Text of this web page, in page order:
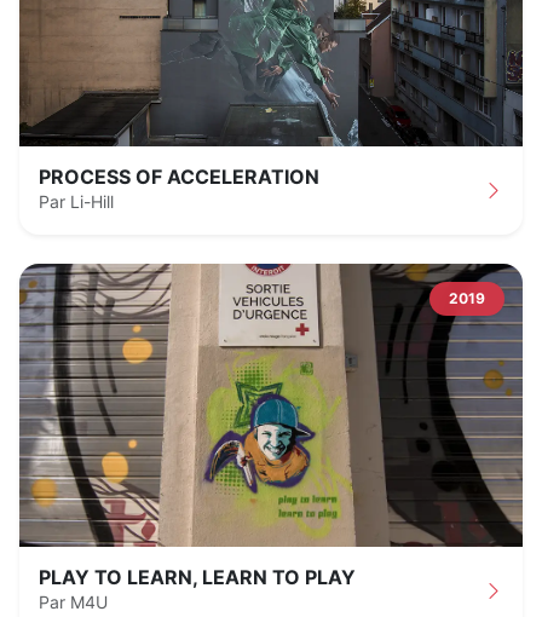
PROCESS OF ACCELERATION
Par Li-Hill
2019
PLAY TO LEARN, LEARN TO PLAY
Par M4U